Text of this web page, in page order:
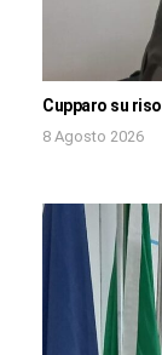
Cupparo su
8 Agosto 2026